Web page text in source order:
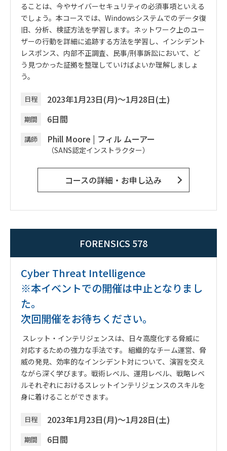
ることは、今やサイバーセキュリティの必須事項といえる
でしょう。本コースでは、Windowsシステムでのデータ復
旧、分析、検証方法を学習します。ネットワーク上のユー
ザーの行動を詳細に追跡する方法を学習し、インシデント
レスポンス、内部不正調査、民事/刑事訴訟において、ど
う見つかった証拠を整理していけばよいか理解しましょ
う。
日程 2023年1月23日(月)～1月28日(土)
期間 6日間
講師 Phill Moore | フィル ムーアー
（SANS認定インストラクター）
コースの詳細・お申し込み
FORENSICS 578
Cyber Threat Intelligence
※本イベントでの開催は中止となりまし
た。
次回開催をお待ちください。
スレット・インテリジェンスは、日々高度化する脅威に
対応するための強力な手法です。 組織的なチーム運営、脅
威の発見、効率的なインシデント対について、演習を交え
ながら深く学びます。戦術レベル、運用レベル、戦略レベ
ルそれぞれにおけるスレットインテリジェンスのスキルを
身に着けることができます。
日程 2023年1月23日(月)～1月28日(土)
期間 6日間